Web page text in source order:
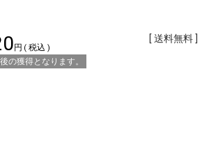
税込
の獲得となります。
送料無料